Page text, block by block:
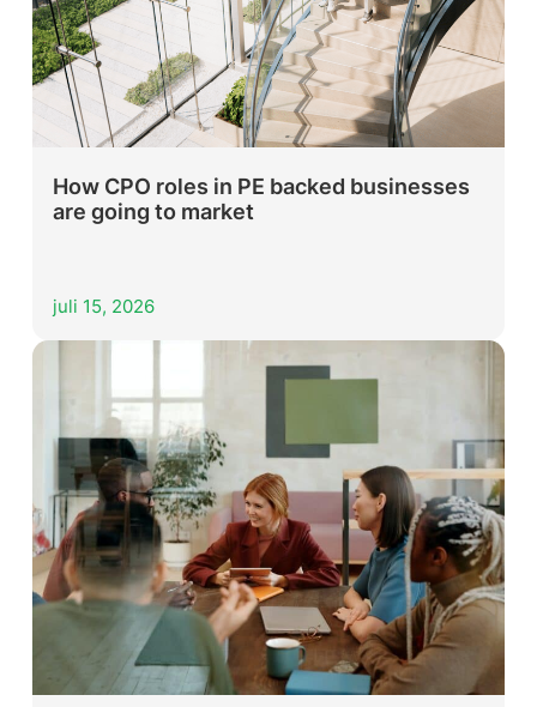
How CPO roles in PE backed businesses
are going to market
juli 15, 2026